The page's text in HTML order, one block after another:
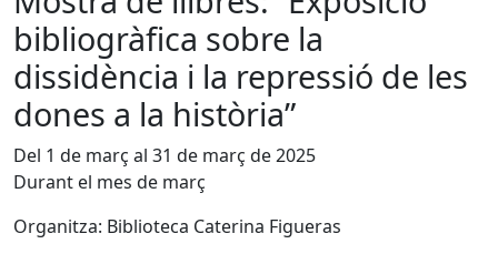
bibliogràfica sobre la
dissidència i la repressió de les
dones a la història”
Del 1 de març al 31 de març de 2025
Durant el mes de març
Organitza: Biblioteca Caterina Figueras